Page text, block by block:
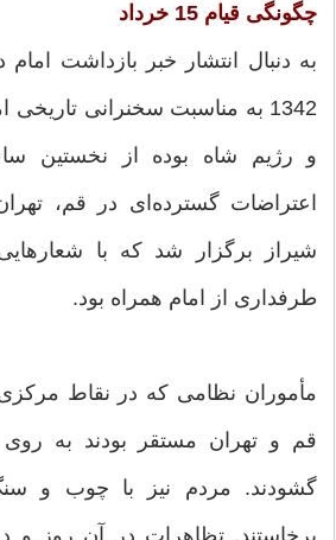
چگونگی قیام 15 خرداد
1342 به مناسبت سخنرانی
اعتراضات گسترده‌ای در قم،
شیراز برگزار شد که با
طرفداری از امام همراه بود.
مأموران نظامی که در نقاط
قم و تهران مستقر بودند به روی
گشودند. مردم نیز با چوب‌ و